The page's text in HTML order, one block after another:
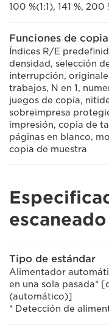
100 %(1:1), 141 %, 200
Funciones de copia
Índices R/E
densidad, selección
interrupción,
trabajos, N en 1,
juegos de copia,
sobreimpresa
impresión, copia de
páginas en blanco,
copia de muestra
escaneado
Tipo de estándar
Alimentador
en una sola pasada*
(automático)]
* Detección de